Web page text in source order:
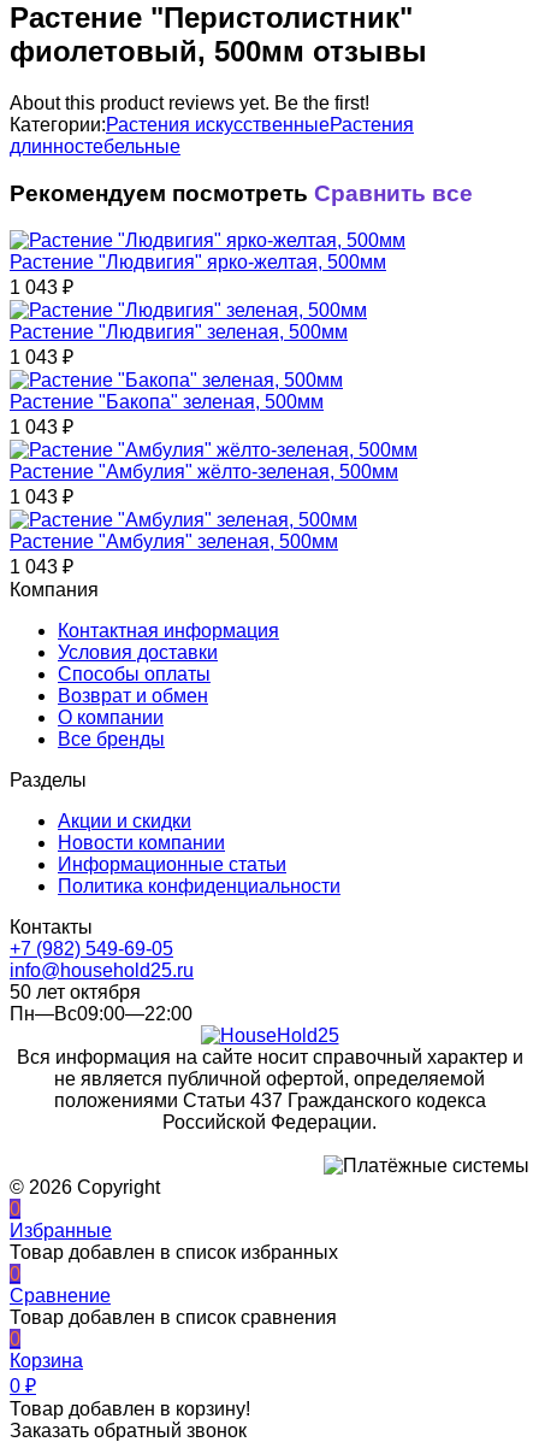
Растение "Перистолистник"
фиолетовый, 500мм отзывы
About this product reviews yet. Be the first!
Категории:Растения искусственныеРастения
длинностебельные
Рекомендуем посмотреть Сравнить все
Растение "Людвигия" ярко-желтая, 500мм
1 043 ₽
Растение "Людвигия" зеленая, 500мм
1 043 ₽
Растение "Бакопа" зеленая, 500мм
1 043 ₽
Растение "Амбулия" жёлто-зеленая, 500мм
1 043 ₽
Растение "Амбулия" зеленая, 500мм
1 043 ₽
Компания
Контактная информация
Условия доставки
Способы оплаты
Возврат и обмен
О компании
Все бренды
Разделы
Акции и скидки
Новости компании
Информационные статьи
Политика конфиденциальности
Контакты
+7 (982) 549-69-05
info@household25.ru
50 лет октября
Пн—Вс09:00—22:00
Вся информация на сайте носит справочный характер и
не является публичной офертой, определяемой
положениями Статьи 437 Гражданского кодекса
Российской Федерации.
© 2026 Copyright
0
Избранные
Товар добавлен в список избранных
0
Сравнение
Товар добавлен в список сравнения
0
Корзина
0 ₽
Товар добавлен в корзину!
Заказать обратный звонок